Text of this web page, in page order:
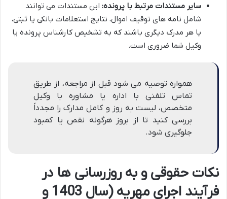
سایر مستندات مرتبط با پرونده: این مستندات می توانند
شامل نامه های توقیف اموال، نتایج استعلامات بانکی یا ثبتی،
یا هر مدرک دیگری باشند که به تشخیص کارشناس پرونده یا
وکیل شما ضروری است.
همواره توصیه می شود قبل از مراجعه، از طریق
تماس تلفنی با اداره یا مشاوره با وکیل
متخصص، لیست به روز و کامل مدارک را مجدداً
بررسی کنید تا از بروز هرگونه نقص یا کمبود
جلوگیری شود.
نکات حقوقی و به روزرسانی ها در
فرآیند اجرای مهریه (سال 1403 و